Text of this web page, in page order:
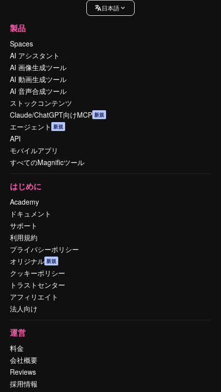
日本語
製品
Spaces
AI アシスタント
AI 画像生成ツール
AI 動画生成ツール
AI 音声合成ツール
ストックコンテンツ
Claude/ChatGPT向けMCP 新規
エージェント 新規
API
モバイルアプリ
すべてのMagnificツール
はじめに
Academy
ドキュメント
サポート
利用規約
プライバシーポリシー
オリジナル 新規
クッキーポリシー
トラストセンター
アフィリエイト
法人向け
運営
料金
会社概要
Reviews
採用情報